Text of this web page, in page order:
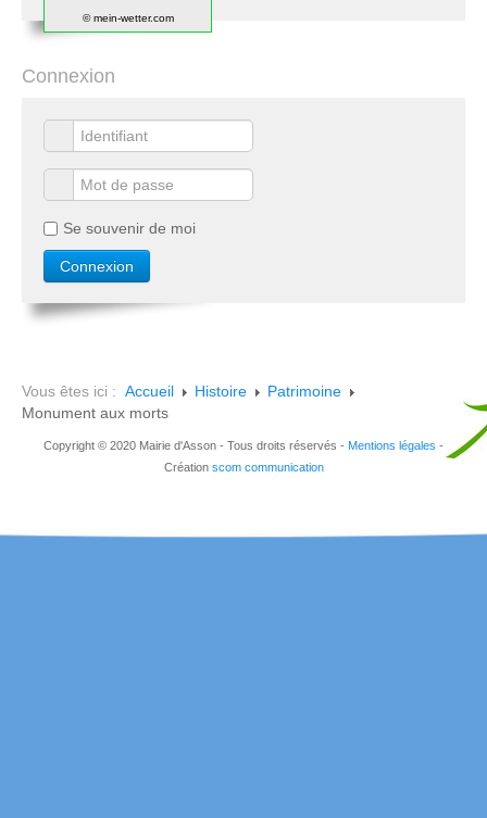
© mein-wetter.com
Connexion
Se souvenir de moi
Vous êtes ici : Accueil Histoire
Patrimoine
Monument aux morts
Copyright © 2020 Mairie d'Asson - Tous droits réservés - Mentions légales -
Création scom communication